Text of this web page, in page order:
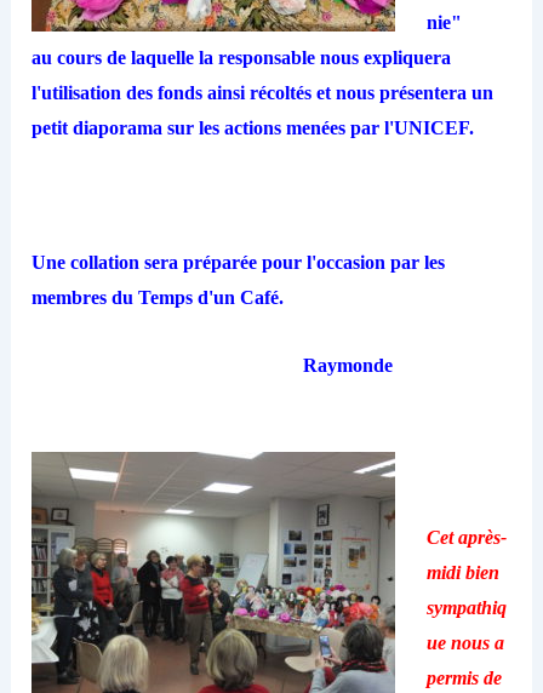
nie"
au cours de laquelle la responsable nous expliquera
l'utilisation des fonds ainsi récoltés et nous présentera un
petit diaporama sur les actions menées par l'UNICEF.
Une collation sera préparée pour l'occasion par les
membres du Temps d'un Café.
Raymonde
Cet après-
midi bien
sympathiq
ue nous a
permis de